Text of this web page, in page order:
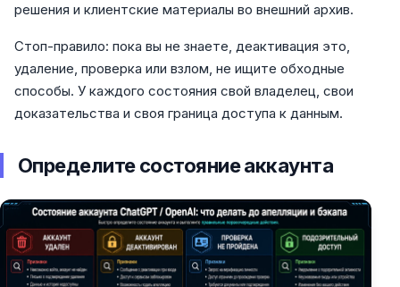
решения и клиентские материалы во внешний архив.
Стоп-правило: пока вы не знаете, деактивация это,
удаление, проверка или взлом, не ищите обходные
способы. У каждого состояния свой владелец, свои
доказательства и своя граница доступа к данным.
Определите состояние аккаунта